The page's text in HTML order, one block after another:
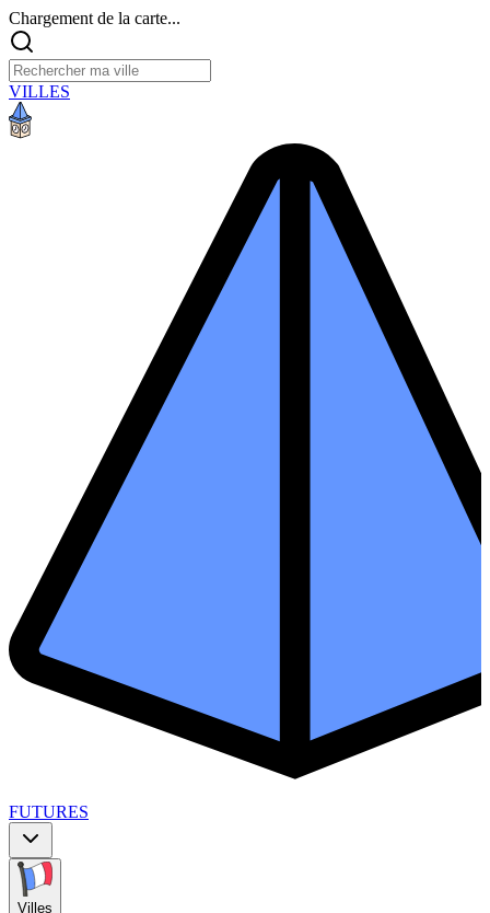
Chargement de la carte...
VILLES
FUTURES
Villes